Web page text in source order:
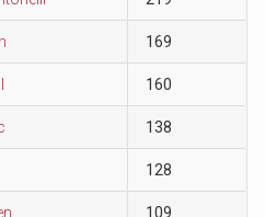
169
160
138
128
109